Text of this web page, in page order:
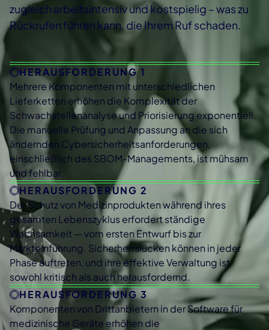
zugleich arbeitsintensiv und kostspielig – was zu
Rückrufen führen kann, die Ihrem Ruf schaden.
HERAUSFORDERUNG 1
Mehrere Komponenten mit unterschiedlichen
Lieferketten erhöhen die Komplexität der
Schwachstellenanalyse und Priorisierung exponentiell.
Die manuelle Prüfung und Anpassung an die sich
ändernden Cybersicherheitsanforderungen,
einschließlich des SBOM-Managements, ist mühsam
und fehlbar.
HERAUSFORDERUNG 2
Der Schutz von Medizinprodukten während ihres
gesamten Lebenszyklus erfordert ständige
Wachsamkeit — vom ersten Entwurf bis zur
Markteinführung. Sicherheitslücken können in jeder
Phase auftreten, und ihre effektive Verwaltung ist
sowohl kritisch als auch herausfordernd.
HERAUSFORDERUNG 3
Komponenten von Drittanbietern in der Software für
medizinische Geräte erhöhen die